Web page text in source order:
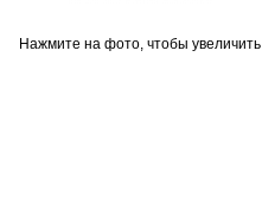
Нажмите на фото, чтобы увеличить